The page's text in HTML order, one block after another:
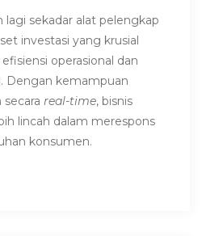
lagi sekadar alat pelengkap
investasi yang krusial
operasional dan
Dengan kemampuan
real-time, bisnis
lincah dalam merespons
konsumen.